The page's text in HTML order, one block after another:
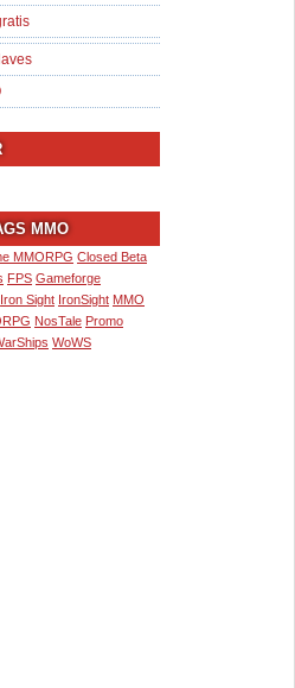
MMO
MMORPG Closed Beta
FPS Gameforge
Iron Sight IronSight MMO
NosTale Promo
WoWS